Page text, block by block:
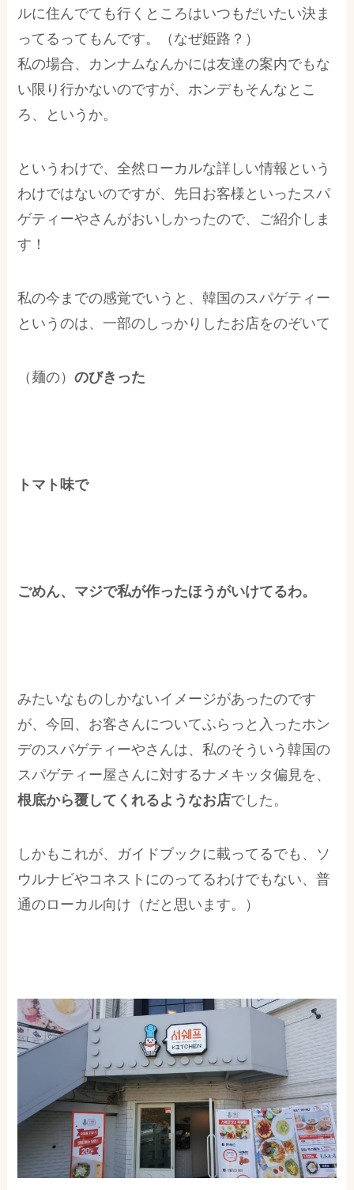
ルに住んでても行くところはいつもだいたい決ま
ってるってもんです。（なぜ姫路？）
私の場合、カンナムなんかには友達の案内でもな
い限り行かないのですが、ホンデもそんなとこ
ろ、というか。
というわけで、全然ローカルな詳しい情報という
わけではないのですが、先日お客様といったスパ
ゲティーやさんがおいしかったので、ご紹介しま
す！
私の今までの感覚でいうと、韓国のスパゲティー
というのは、一部のしっかりしたお店をのぞいて
（麺の）のびきった
トマト味で
ごめん、マジで私が作ったほうがいけてるわ。
みたいなものしかないイメージがあったのです
が、今回、お客さんについてふらっと入ったホン
デのスパゲティーやさんは、私のそういう韓国の
スパゲティー屋さんに対するナメキッタ偏見を、
根底から覆してくれるようなお店でした。
しかもこれが、ガイドブックに載ってるでも、ソ
ウルナビやコネストにのってるわけでもない、普
通のローカル向け（だと思います。）